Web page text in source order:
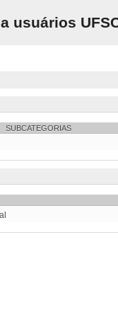
usuários
SUBCATEGORIAS